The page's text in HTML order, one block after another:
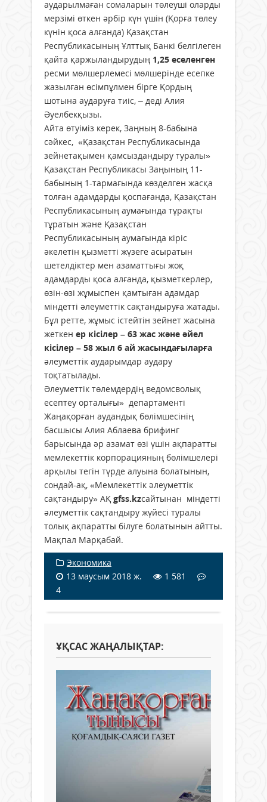
аударылмаған сомаларын төлеушi оларды
мерзiмi өткен әрбір күн үшiн (Қорға төлеу
күнін қоса алғанда) Қазақстан
Республикасының Ұлттық Банкi белгілеген
қайта қаржыландырудың 1,25 еселенген
ресми мөлшерлемесі мөлшерiнде есепке
жазылған өсiмпұлмен бірге Қордың
шотына аударуға тиiс, – деді Алия
Әуелбекқызы.
Айта өтуіміз керек, Заңның 8-бабына
сәйкес, «Қазақстан Республикасында
зейнетақымен қамсыздандыру туралы»
Қазақстан Республикасы Заңының 11-
бабының 1-тармағында көзделген жасқа
толған адамдарды қоспағанда, Қазақстан
Республикасының аумағында тұрақты
тұратын және Қазақстан
Республикасының аумағында кіріс
әкелетін қызметтi жүзеге асыратын
шетелдiктер мен азаматтығы жоқ
адамдарды қоса алғанда, қызметкерлер,
өзiн-өзi жұмыспен қамтыған адамдар
мiндеттi әлеуметтiк сақтандыруға жатады.
Бұл ретте, жұмыс істейтін зейнет жасына
жеткен ер кісілер – 63 жас және әйел
кісілер – 58 жыл 6 ай жасындағыларға
әлеуметтік аударымдар аудару
тоқтатылады.
Әлеуметтік төлемдердің ведомсволық
есептеу орталығы» департаменті
Жаңақорған аудандық бөлімшесінің
басшысы Алия Аблаева брифинг
барысында әр азамат өзі үшін ақпаратты
мемлекеттік корпорацияның бөлімшелері
арқылы тегін түрде алуына болатынын,
сондай-ақ, «Мемлекеттік әлеуметтік
сақтандыру» АҚ gfss.kzсайтынан міндетті
әлеуметтік сақтандыру жүйесі туралы
толық ақпаратты білуге болатынын айтты.
Мақпал Марқабай.
Экономика
13 маусым 2018 ж.
1 581
4
ҰҚСАС ЖАҢАЛЫҚТАР: